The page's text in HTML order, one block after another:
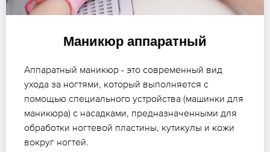
Маникюр аппаратный
Аппаратный маникюр - это современный вид
ухода за ногтями, который выполняется с
помощью специального устройства (машинки для
маникюра) с насадками, предназначенными для
обработки ногтевой пластины, кутикулы и кожи
вокруг ногтей.